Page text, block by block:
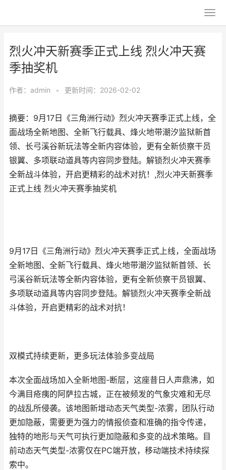
烈火冲天新赛季正式上线 烈火冲天赛
季抽奖机
作者： admin • 更新时间：2026-02-02
摘要：​9月17日《三角洲行动》烈火冲天赛季正式上线，全
面战场全新地图、全新飞行载具、烽火地带潮汐监狱新首
领、长弓溪谷新玩法等全新内容体验，更有全新侦察干员
银翼、多项联动道具等内容同步登陆。解锁烈火冲天赛季
全新战斗体验，开启更精彩的战术对抗！,烈火冲天新赛季
正式上线 烈火冲天赛季抽奖机
9月17日《三角洲行动》烈火冲天赛季正式上线，全面战场
全新地图、全新飞行载具、烽火地带潮汐监狱新首领、长
弓溪谷新玩法等全新内容体验，更有全新侦察干员银翼、
多项联动道具等内容同步登陆。解锁烈火冲天赛季全新战
斗体验，开启更精彩的战术对抗！
双模式持续更新，更多玩法体验多变战局
本次全面战场加入全新地图-断层，这座昔日人声鼎沸，如
今满目疮痍的阿萨拉古城，正在被频发的气象灾难和无尽
的战乱所侵袭。该地图新增动态天气类型-浓雾，团队行动
更加隐蔽，需要更为强力的情报侦查和准确的指令传递，
独特的地形与天气可执行更加隐蔽和多变的战术策略。目
前动态天气类型-浓雾仅在PC端开放，移动端技术持续探
索中。